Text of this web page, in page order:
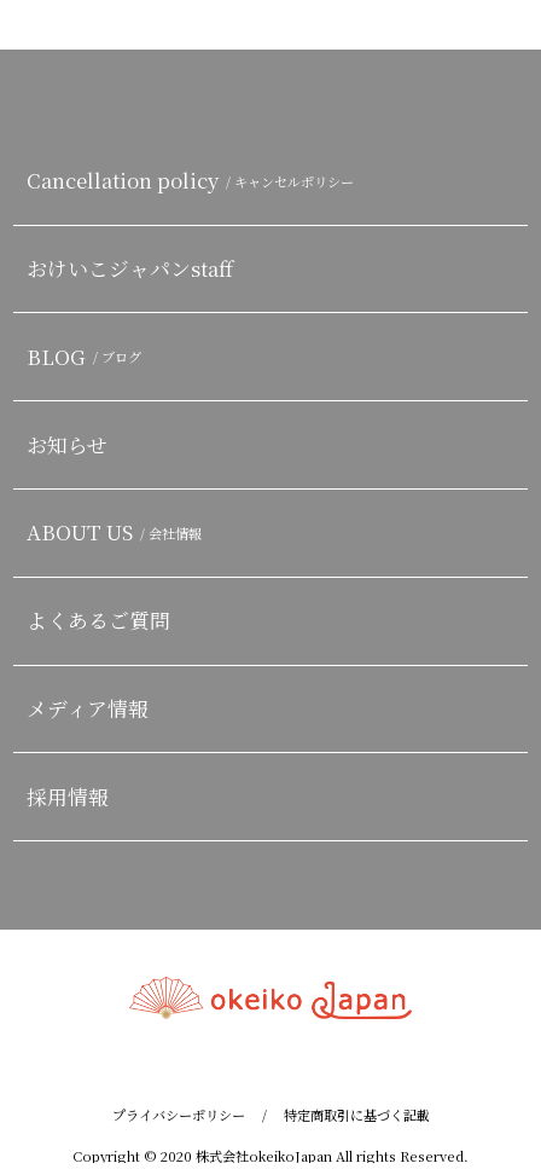
Cancellation policy / キャンセルポリシー
おけいこジャパンstaff
BLOG / ブログ
お知らせ
ABOUT US / 会社情報
よくあるご質問
メディア情報
採用情報
プライバシーポリシー / 特定商取引に基づく記載
Copyright © 2020 株式会社okeikoJapan All rights Reserved.